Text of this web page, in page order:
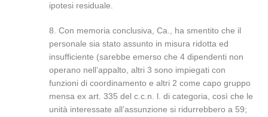
ipotesi residuale.
8. Con memoria conclusiva, Ca., ha smentito che il
personale sia stato assunto in misura ridotta ed
insufficiente (sarebbe emerso che 4 dipendenti non
operano nell’appalto, altri 3 sono impiegati con
funzioni di coordinamento e altri 2 come capo gruppo
mensa ex art. 335 del c.c.n. l. di categoria, così che le
unità interessate all’assunzione si ridurrebbero a 59;